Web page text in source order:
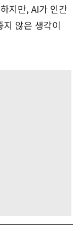
지만, AI가 인간
않은 생각이